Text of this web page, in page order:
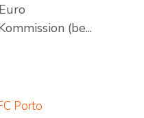
(be...
Porto